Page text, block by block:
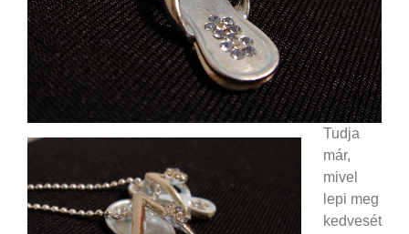
Tudja
már,
mivel
lepi meg
kedvesét